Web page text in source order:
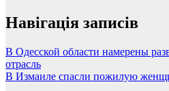
Навігація записів
В Одесской области намерены
отрасль
В Измаиле спасли пожилую